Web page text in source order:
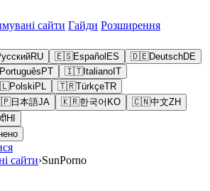
сайти Гайди Розширення
RU 🇪🇸Español ES 🇩🇪DeutschDE
Português PT 🇮🇹Italiano IT
Polski PL 🇹🇷TürkçeTR
日本語JA 🇰🇷한국어 KO 🇨🇳中文ZH
HI
сайти›SunPorno